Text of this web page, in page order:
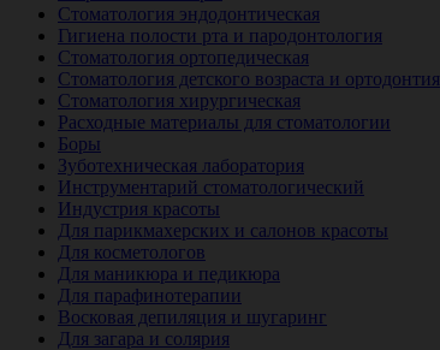
Стоматология эндодонтическая
Гигиена полости рта и пародонтология
Стоматология ортопедическая
Стоматология детского возраста и ортодонтия
Стоматология хирургическая
Расходные материалы для стоматологии
Боры
Зуботехническая лаборатория
Инструментарий стоматологический
Индустрия красоты
Для парикмахерских и салонов красоты
Для косметологов
Для маникюра и педикюра
Для парафинотерапии
Восковая депиляция и шугаринг
Для загара и солярия